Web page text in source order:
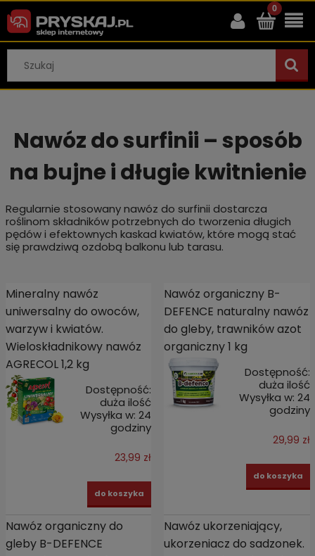
Nawóz do surfinii – sposób
na bujne i długie kwitnienie
Regularnie stosowany nawóz do surfinii dostarcza
roślinom składników potrzebnych do tworzenia długich
pędów i efektownych kaskad kwiatów, które mogą stać
się prawdziwą ozdobą balkonu lub tarasu.
Mineralny nawóz
uniwersalny do owoców,
warzyw i kwiatów.
Wieloskładnikowy nawóz
AGRECOL 1,2 kg
Dostępność:
duża ilość
Wysyłka w: 24
godziny
23,99 zł
do koszyka
Nawóz organiczny B-
DEFENCE naturalny nawóz
do gleby, trawników azot
organiczny 1 kg
Dostępność:
duża ilość
Wysyłka w: 24
godziny
29,99 zł
do koszyka
Nawóz organiczny do
gleby B-DEFENCE
Nawóz ukorzeniający,
ukorzeniacz do sadzonek.